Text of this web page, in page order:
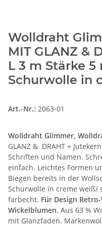
Wolldraht
MIT GLANZ &
L 3 m Stärke
Schurwolle in
Art.-Nr.: 2063-01
Wolldraht Glimmer,
GLANZ & DRAHT +
Schriften und Namen.
einfach. Leichtes Formen
Biegen bereits in der
Schurwolle in creme weiß/
farbecht. Für Design
Wickelblumen. Aus 63 %
mit Glanzfaden.